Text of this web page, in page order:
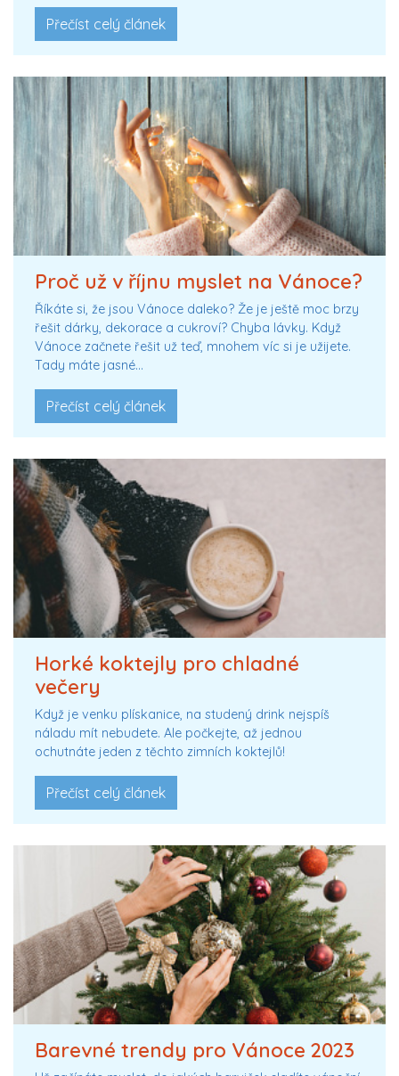
Přečíst celý článek
Proč už v říjnu myslet na Vánoce?
Říkáte si, že jsou Vánoce daleko? Že je ještě moc brzy
řešit dárky, dekorace a cukroví? Chyba lávky. Když
Vánoce začnete řešit už teď, mnohem víc si je užijete.
Tady máte jasné…
Přečíst celý článek
Horké koktejly pro chladné
večery
Když je venku plískanice, na studený drink nejspíš
náladu mít nebudete. Ale počkejte, až jednou
ochutnáte jeden z těchto zimních koktejlů!
Přečíst celý článek
Barevné trendy pro Vánoce 2023